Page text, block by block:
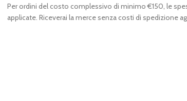
Per ordini del costo complessivo di minimo €150, le
applicate. Riceverai la merce senza costi di spedizione